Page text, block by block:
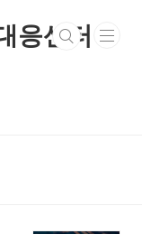
응센터